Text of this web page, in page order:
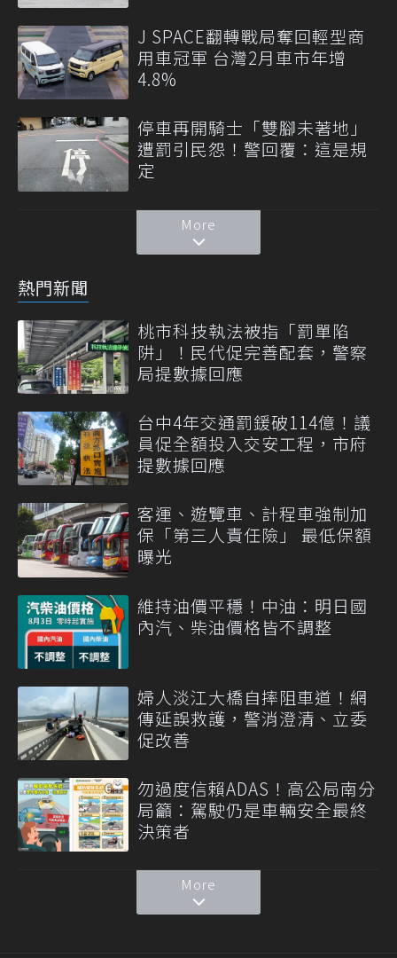
J SPACE翻轉戰局奪回輕型商
用車冠軍 台灣2月車市年增
4.8%
停車再開騎士「雙腳未著地」
遭罰引民怨！警回覆：這是規
定
More
熱門新聞
桃市科技執法被指「罰單陷
阱」！民代促完善配套，警察
局提數據回應
台中4年交通罰鍰破114億！議
員促全額投入交安工程，市府
提數據回應
客運、遊覽車、計程車強制加
保「第三人責任險」 最低保額
曝光
維持油價平穩！中油：明日國
內汽、柴油價格皆不調整
婦人淡江大橋自摔阻車道！網
傳延誤救護，警消澄清、立委
促改善
勿過度信賴ADAS！高公局南分
局籲：駕駛仍是車輛安全最終
決策者
More